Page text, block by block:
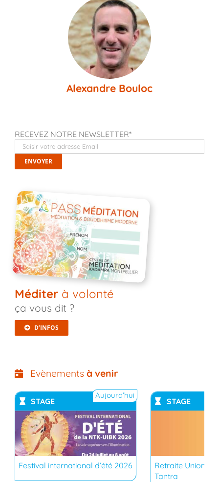
Alexandre Bouloc
RECEVEZ NOTRE NEWSLETTER*
Méditerà volonté
ça vous dit ?
D’INFOS
Evènements à venir
STAGE
Aujourd’hui
Festival international d’été 2026
STAGE
Retraite Union
Tantra